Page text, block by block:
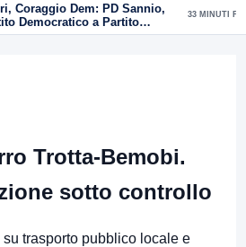
Coraggio Dem: PD Sannio,
Democratico a Partito
ma nessuno si dimette”
33 MINUTI FA
Trotta-Bemobi.
sotto controllo
trasporto pubblico locale e